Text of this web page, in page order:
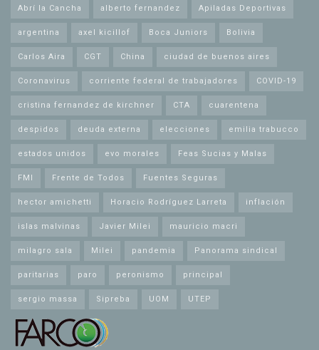
Abrí la Cancha alberto fernandez Apiladas Deportivas
argentina axel kicillof Boca Juniors Bolivia
Carlos Aira CGT China ciudad de buenos aires
Coronavirus corriente federal de trabajadores COVID-19
cristina fernandez de kirchner CTA cuarentena
despidos deuda externa elecciones emilia trabucco
estados unidos evo morales Feas Sucias y Malas
FMI Frente de Todos Fuentes Seguras
hector amichetti Horacio Rodríguez Larreta inflación
islas malvinas Javier Milei mauricio macri
milagro sala Milei pandemia Panorama sindical
paritarias paro peronismo principal
sergio massa Sipreba UOM UTEP